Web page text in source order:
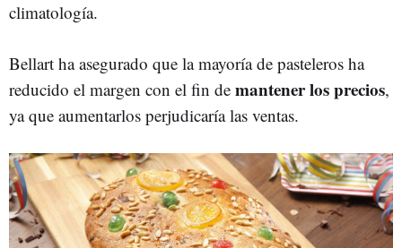
climatología.
Bellart ha asegurado que la mayoría de pasteleros ha
reducido el margen con el fin de mantener los precios,
ya que aumentarlos perjudicaría las ventas.